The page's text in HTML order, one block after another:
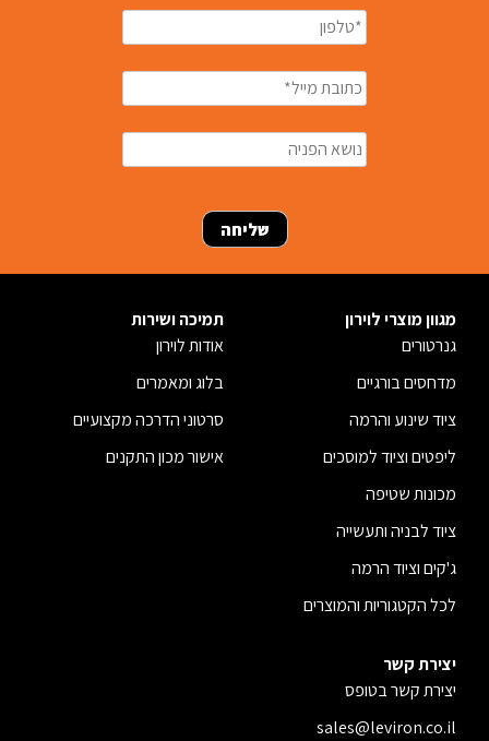
מגוון מוצרי לוירון
גנרטורים
מדחסים בורגיים
ציוד שינוע והרמה
ליפטים וציוד למוסכים
מכונות שטיפה
ציוד לבניה ותעשייה
ג'קים וציוד הרמה
לכל הקטגוריות והמוצרים
תמיכה ושירות
אודות לוירון
בלוג ומאמרים
סרטוני הדרכה מקצועיים
אישור מכון התקנים
יצירת קשר
יצירת קשר בטופס
sales@leviron.co.il